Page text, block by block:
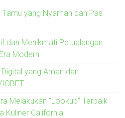
yang Nyaman dan Pas
dan Menikmati Petualangan
Modern
yang Aman dan
Melakukan “Lookup” Terbaik
Kuliner California